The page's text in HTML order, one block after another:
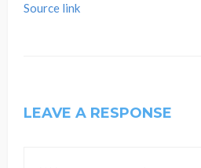
Source link
LEAVE A RESPONSE